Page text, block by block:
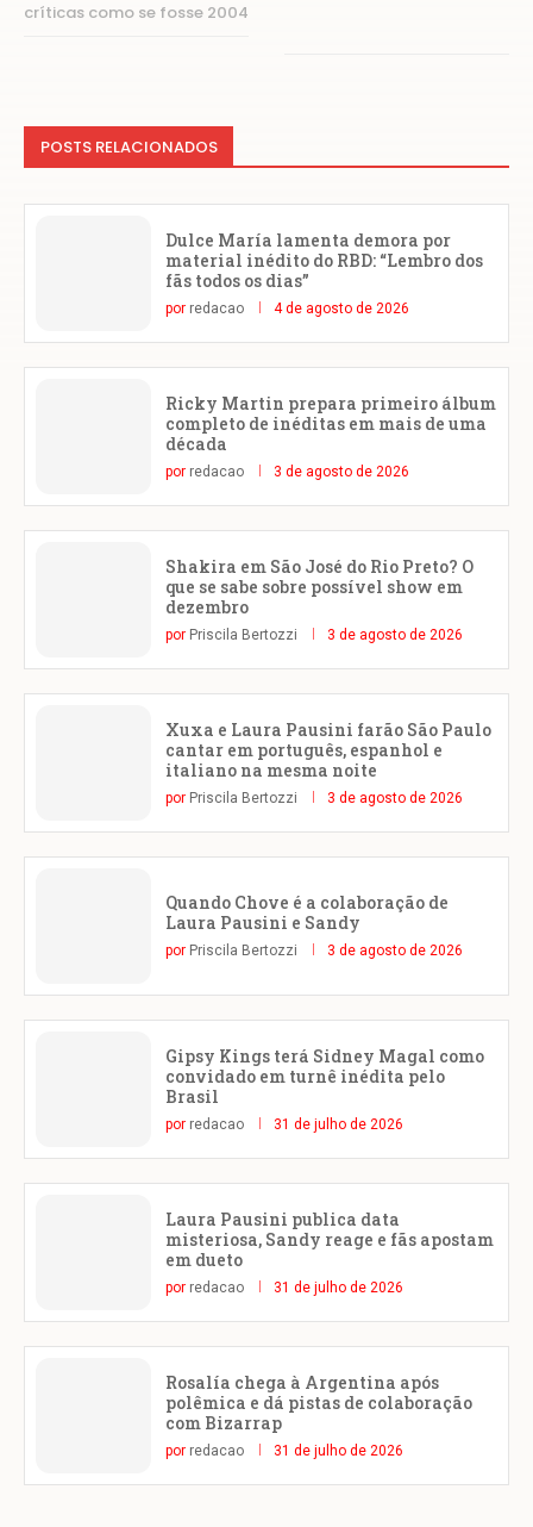
críticas como se fosse 2004
POSTS RELACIONADOS
Dulce María lamenta demora por
material inédito do RBD: “Lembro dos
fãs todos os dias”
por redacao 4 de agosto de 2026
Ricky Martin prepara primeiro álbum
completo de inéditas em mais de uma
década
por redacao 3 de agosto de 2026
Shakira em São José do Rio Preto? O
que se sabe sobre possível show em
dezembro
por Priscila Bertozzi 3 de agosto de 2026
Xuxa e Laura Pausini farão São Paulo
cantar em português, espanhol e
italiano na mesma noite
por Priscila Bertozzi 3 de agosto de 2026
Quando Chove é a colaboração de
Laura Pausini e Sandy
por Priscila Bertozzi 3 de agosto de 2026
Gipsy Kings terá Sidney Magal como
convidado em turnê inédita pelo
Brasil
por redacao 31 de julho de 2026
Laura Pausini publica data
misteriosa, Sandy reage e fãs apostam
em dueto
por redacao 31 de julho de 2026
Rosalía chega à Argentina após
polêmica e dá pistas de colaboração
com Bizarrap
por redacao 31 de julho de 2026